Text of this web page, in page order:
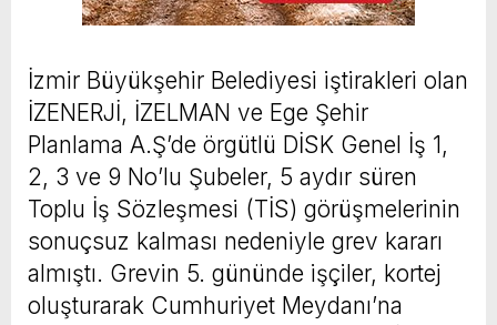
İzmir Büyükşehir Belediyesi iştirakleri olan
İZENERJİ, İZELMAN ve Ege Şehir
Planlama A.Ş’de örgütlü DİSK Genel İş 1,
2, 3 ve 9 No’lu Şubeler, 5 aydır süren
Toplu İş Sözleşmesi (TİS) görüşmelerinin
sonuçsuz kalması nedeniyle grev kararı
almıştı. Grevin 5. gününde işçiler, kortej
oluşturarak Cumhuriyet Meydanı’na